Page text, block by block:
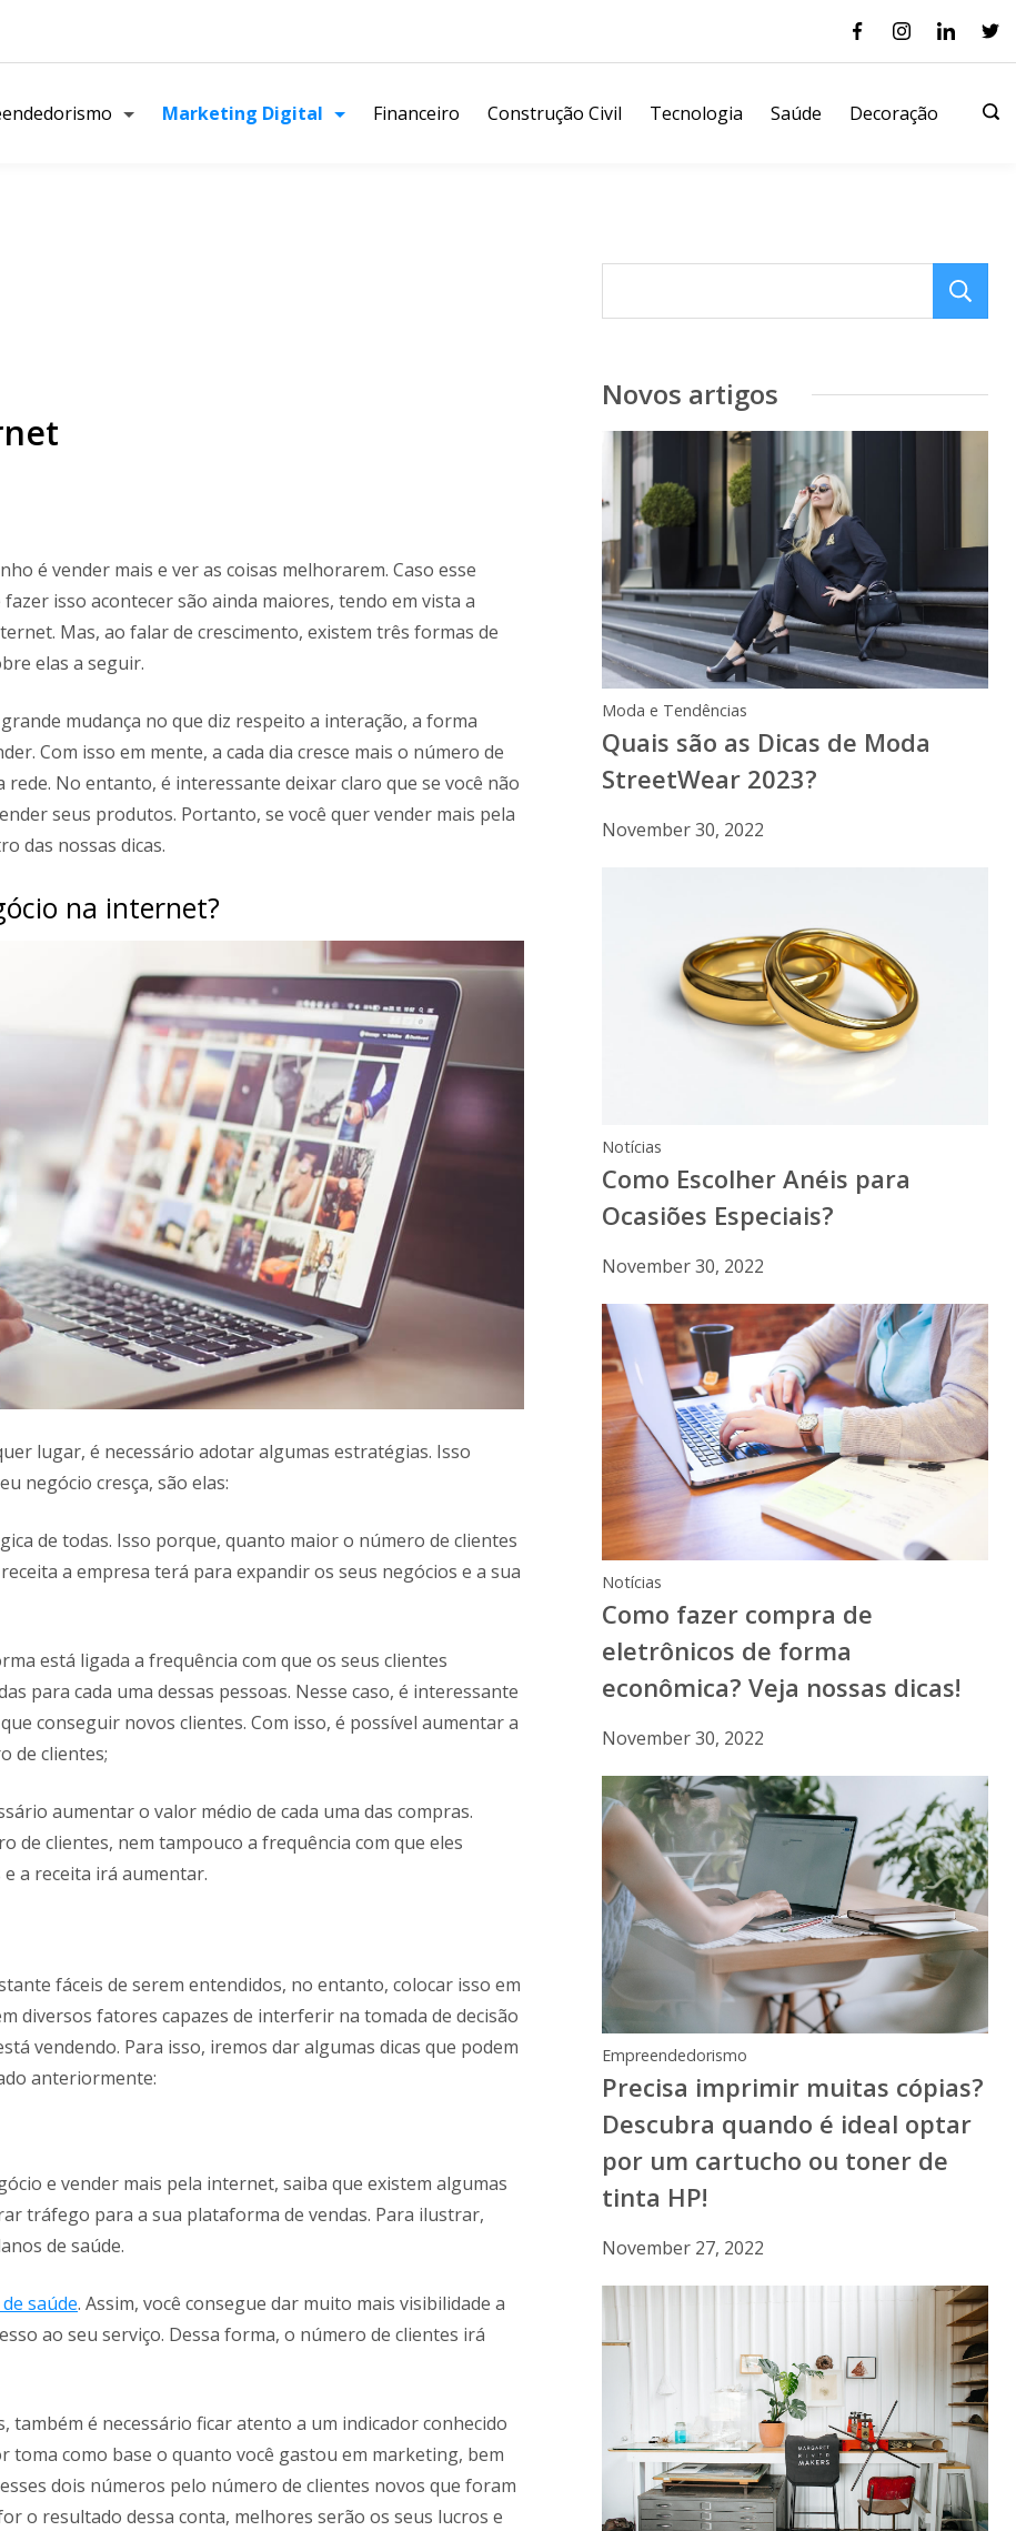
Marketing Digital Financeiro Construção Civil Tecnologia Saúde Decoração
é vender mais e ver as coisas melhorarem. Caso esse
isso acontecer são ainda maiores, tendo em vista a
Mas, ao falar de crescimento, existem três formas de
elas a seguir.
mudança no que diz respeito a interação, a forma
Com isso em mente, a cada dia cresce mais o número de
No entanto, é interessante deixar claro que se você não
seus produtos. Portanto, se você quer vender mais pela
das nossas dicas.
na internet?
lugar, é necessário adotar algumas estratégias. Isso
negócio cresça, são elas:
de todas. Isso porque, quanto maior o número de clientes
a empresa terá para expandir os seus negócios e a sua
está ligada a frequência com que os seus clientes
para cada uma dessas pessoas. Nesse caso, é interessante
conseguir novos clientes. Com isso, é possível aumentar a
de clientes;
aumentar o valor médio de cada uma das compras.
de clientes, nem tampouco a frequência com que eles
a receita irá aumentar.
fáceis de serem entendidos, no entanto, colocar isso em
diversos fatores capazes de interferir na tomada de decisão
vendendo. Para isso, iremos dar algumas dicas que podem
anteriormente:
e vender mais pela internet, saiba que existem algumas
tráfego para a sua plataforma de vendas. Para ilustrar,
de saúde.
saúde. Assim, você consegue dar muito mais visibilidade a
ao seu serviço. Dessa forma, o número de clientes irá
é necessário ficar atento a um indicador conhecido
toma como base o quanto você gastou em marketing, bem
dois números pelo número de clientes novos que foram
o resultado dessa conta, melhores serão os seus lucros e
Novos artigos
Moda e Tendências
Quais são as Dicas de Moda
StreetWear 2023?
November 30, 2022
Notícias
Como Escolher Anéis para
Ocasiões Especiais?
November 30, 2022
Notícias
Como fazer compra de
eletrônicos de forma
econômica? Veja nossas dicas!
November 30, 2022
Empreendedorismo
Precisa imprimir muitas cópias?
Descubra quando é ideal optar
por um cartucho ou toner de
tinta HP!
November 27, 2022